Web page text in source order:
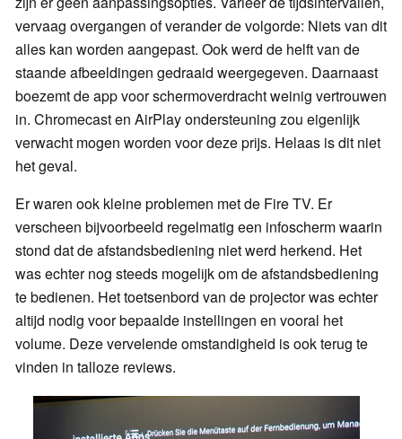
vervaag overgangen of verander de volgorde: Niets van dit
alles kan worden aangepast. Ook werd de helft van de
staande afbeeldingen gedraaid weergegeven. Daarnaast
boezemt de app voor schermoverdracht weinig vertrouwen
in. Chromecast en AirPlay ondersteuning zou eigenlijk
verwacht mogen worden voor deze prijs. Helaas is dit niet
het geval.
Er waren ook kleine problemen met de Fire TV. Er
verscheen bijvoorbeeld regelmatig een infoscherm waarin
stond dat de afstandsbediening niet werd herkend. Het
was echter nog steeds mogelijk om de afstandsbediening
te bedienen. Het toetsenbord van de projector was echter
altijd nodig voor bepaalde instellingen en vooral het
volume. Deze vervelende omstandigheid is ook terug te
vinden in talloze reviews.